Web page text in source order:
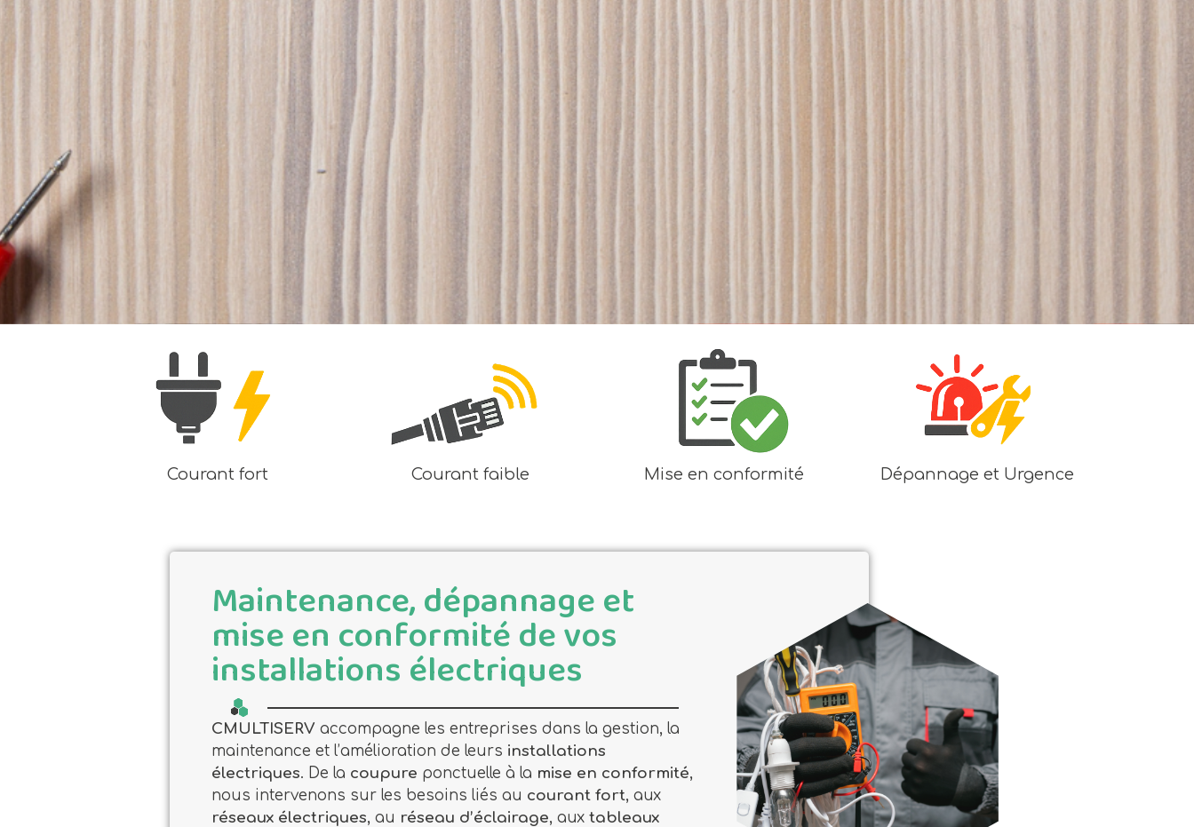
Courant fort Courant faible Mise en conformité Dépannage et Urgence
Maintenance, dépannage et
mise en conformité de vos
installations électriques
CMULTISERV accompagne les entreprises dans la gestion, la
maintenance et l’amélioration de leurs installations
électriques. De la coupure ponctuelle à la mise en conformité,
nous intervenons sur les besoins liés au courant fort, aux
réseaux électriques, au réseau d’éclairage, aux tableaux